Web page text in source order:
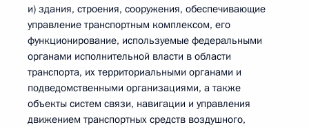
и) здания, строения, сооружения, обеспечивающие
управление транспортным комплексом, его
функционирование, используемые федеральными
органами исполнительной власти в области
транспорта, их территориальными органами и
подведомственными организациями, а также
объекты систем связи, навигации и управления
движением транспортных средств воздушного,